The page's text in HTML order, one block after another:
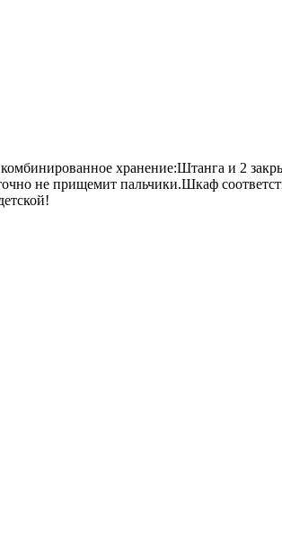
хранение:Штанга и 2
не прищемит пальчики.Шкаф